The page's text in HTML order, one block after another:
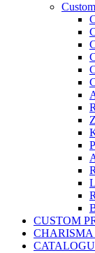
Custom
CUSTOM